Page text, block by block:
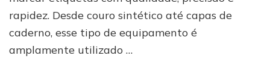
stamping
ser
rapidez. Desde couro sintético até capas de
caderno, esse tipo de equipamento é
amplamente utilizado …